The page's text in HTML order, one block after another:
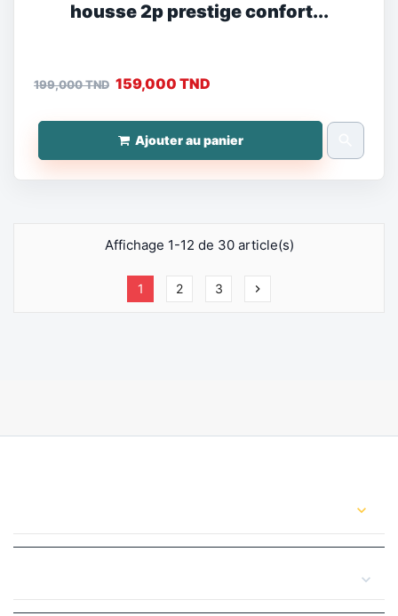
housse 2p prestige confort...
199,000 TND 159,000 TND
Ajouter au panier
Affichage 1-12 de 30 article(s)
1 2 3 chevron_right
expand_more
expand_more